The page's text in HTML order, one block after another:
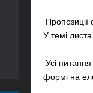
Пропозиції
У темі
Усі
формі на